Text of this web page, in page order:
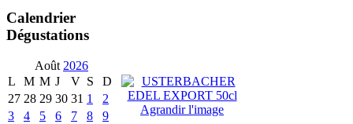
Calendrier
Dégustations
Août 2026
L
M M J V S
D
27 28 29 30 31 1
2
3
4 5 6 7 8
9
Agrandir l'image